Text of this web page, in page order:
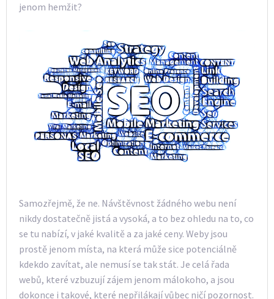
jenom hemžit?
Samozřejmě, že ne. Návštěvnost žádného webu není
nikdy dostatečně jistá a vysoká, a to bez ohledu na to, co
se tu nabízí, v jaké kvalitě a za jaké ceny. Weby jsou
prostě jenom místa, na která může sice potenciálně
kdekdo zavítat, ale nemusí se tak stát. Je celá řada
webů, které vzbuzují zájem jenom málokoho, a jsou
dokonce i takové, které nepřilákají vůbec ničí pozornost.